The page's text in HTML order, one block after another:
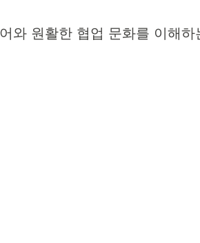
와 원활한 협업 문화를 이해하